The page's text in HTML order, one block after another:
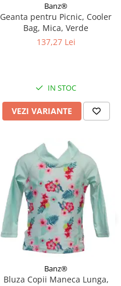
Banz®
Geanta pentru Picnic, Cooler
Bag, Mica, Verde
137,27 Lei
IN STOC
VEZI VARIANTE
Banz®
Bluza Copii Maneca Lunga,